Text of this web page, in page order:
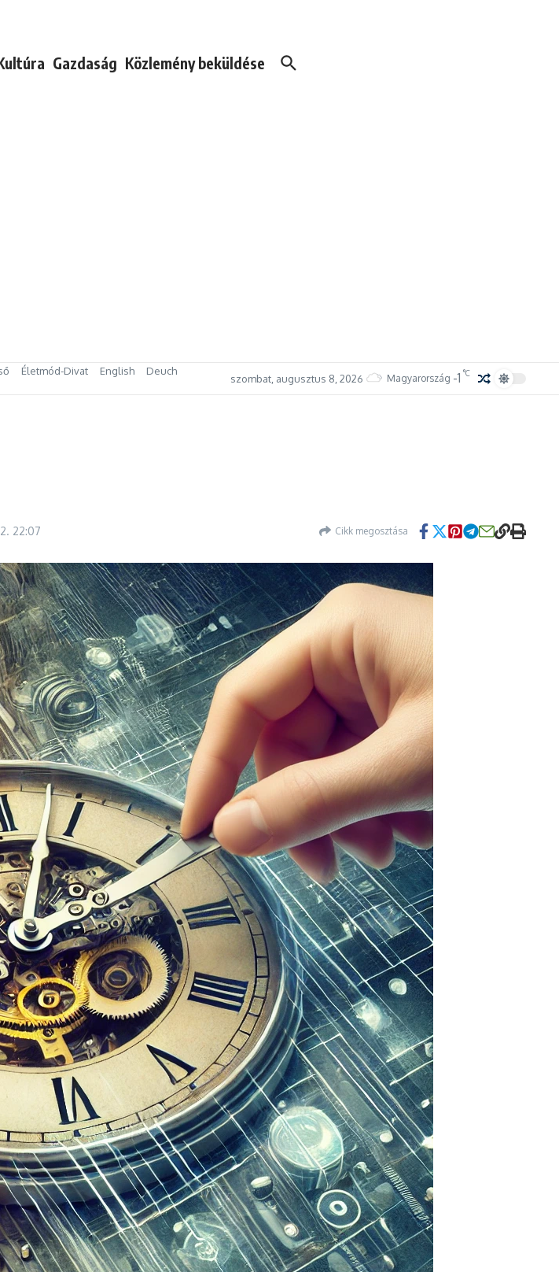
Gazdaság Közlemény beküldése
Életmód-Divat English
Deuch
szombat, augusztus 8, 2026 Magyarország -1 °C
22:07 Cikk megosztása